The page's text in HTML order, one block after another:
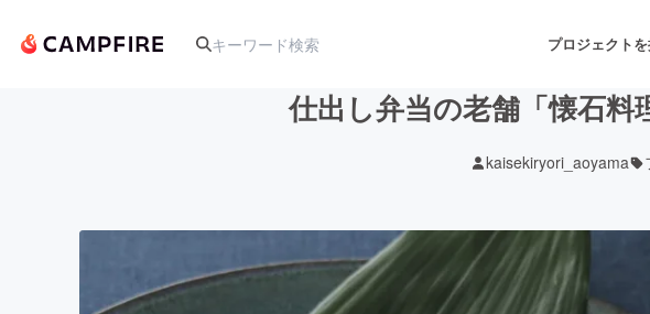
プロジェクト
アート・写真 音楽
仕出し弁当の老舗「懐石料
kaisekiryori_aoyama